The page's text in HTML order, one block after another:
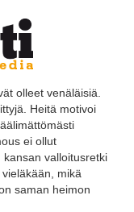
olleet venäläisiä.
Heitä motivoi
ei ollut
valloitusretki
mikä
saman heimon